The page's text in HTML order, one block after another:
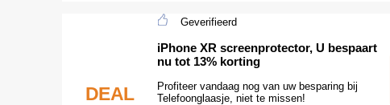
DEAL
Geverifieerd
iPhone XR screenprotector, U bespaart
nu tot 13% korting
Profiteer vandaag nog van uw besparing bij
Telefoonglaasje, niet te missen!